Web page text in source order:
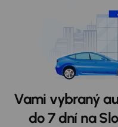
Vami vybraný
do 7 dní na